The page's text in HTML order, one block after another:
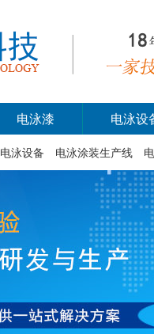
电泳漆 电泳设
电泳设备 电泳涂装生产线